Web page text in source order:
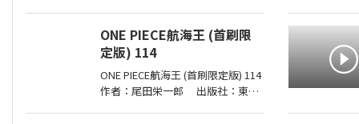
＞ 你認識真正的觀音嗎？你願成為
自己的觀音，接住生命中的一切
嗎？ 真正的
ONE PIECE航海王 (首刷限
定版) 114
ONE PIECE航海王 (首刷限定版) 114
作者：尾田栄一郎 出版社：東立